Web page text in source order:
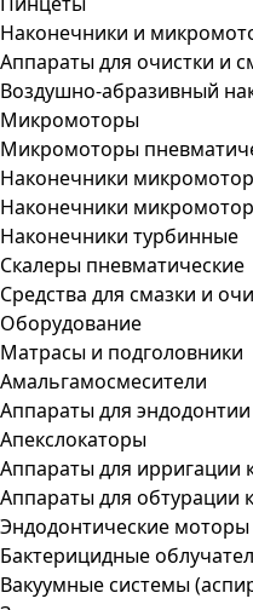
Наконечники и
Аппараты для очистки и
Воздушно-абразивный
Микромоторы
Микромоторы
Наконечники
Наконечники
Наконечники турбинные
Скалеры пневматические
Средства для смазки и
Оборудование
Матрасы и подголовники
Амальгамосмесители
Аппараты для эндодонтии
Апекслокаторы
Аппараты для ирригации
Аппараты для обтурации
Эндодонтические моторы
Бактерицидные
Вакуумные системы